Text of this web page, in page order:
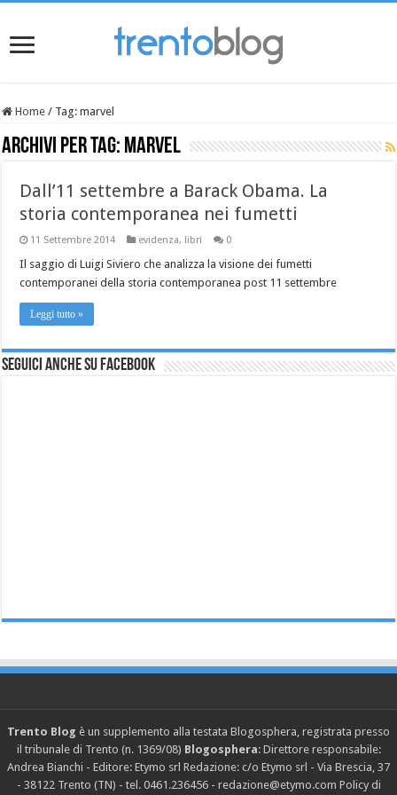
Home / Tag:marvel
Archivi per tag: marvel
Dall’11 settembre a Barack Obama. La
storia contemporanea nei fumetti
11 Settembre 2014 evidenza, libri 0
Il saggio di Luigi Siviero che analizza la visione dei fumetti
contemporanei della storia contemporanea post 11 settembre
Leggi tutto »
Seguici anche su Facebook
Trento Blog è un supplemento alla testata Blogosphera, registrata presso
il tribunale di Trento (n. 1369/08) Blogosphera: Direttore responsabile:
Andrea Bianchi - Editore: Etymo srl Redazione: c/o Etymo srl - Via Brescia, 37
- 38122 Trento (TN) - tel. 0461.236456 - redazione@etymo.com Policy di